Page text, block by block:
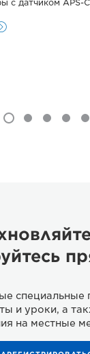
с датчиком APS-
специальные
и уроки, а
на местные